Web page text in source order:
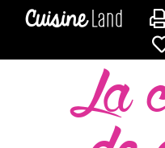
la cuisine